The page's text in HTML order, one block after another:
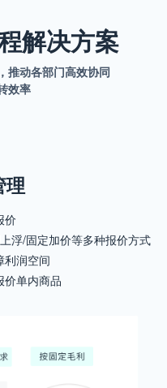
解决方案
推动各部门高效协同
效率
理
价
浮/固定加价等多种报价方式
利润空间
价单内商品